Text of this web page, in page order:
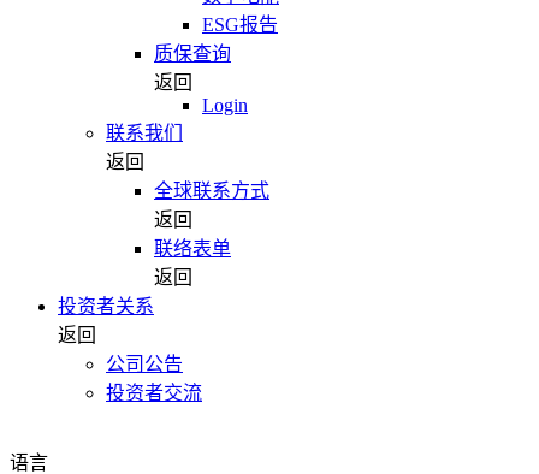
ESG报告
质保查询
返回
Login
联系我们
返回
全球联系方式
返回
联络表单
返回
投资者关系
返回
公司公告
投资者交流
语言